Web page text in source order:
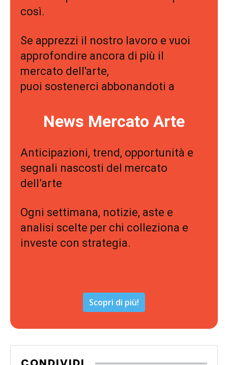
così.
Se apprezzi il nostro lavoro e vuoi
approfondire ancora di più il
mercato dell'arte,
puoi sostenerci abbonandoti a
News Mercato Arte
Anticipazioni, trend, opportunità e
segnali nascosti del mercato
dell’arte
Ogni settimana, notizie, aste e
analisi scelte per chi colleziona e
investe con strategia.
Scopri di più!